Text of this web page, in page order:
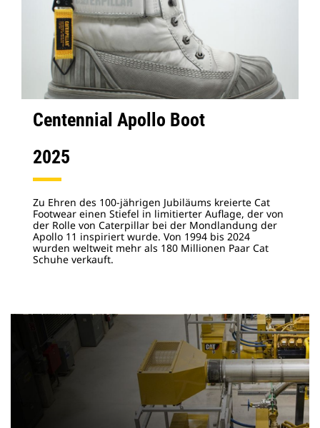
Centennial Apollo Boot
2025
Zu Ehren des 100-jährigen Jubiläums kreierte Cat
Footwear einen Stiefel in limitierter Auflage, der von
der Rolle von Caterpillar bei der Mondlandung der
Apollo 11 inspiriert wurde. Von 1994 bis 2024
wurden weltweit mehr als 180 Millionen Paar Cat
Schuhe verkauft.